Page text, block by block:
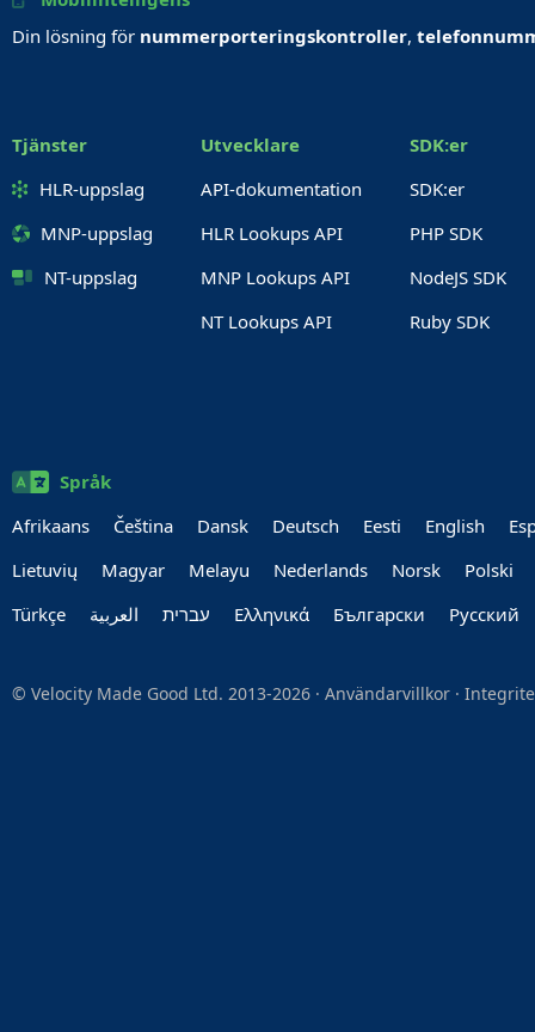
Din lösning för nummerporteringskontroller,
Tjänster
HLR-uppslag
MNP-uppslag
NT-uppslag
Utvecklare
API-dokumentation
HLR Lookups API
MNP Lookups API
NT Lookups API
SDK:er
SDK:er
PHP SDK
NodeJS SDK
Ruby SDK
Språk
Afrikaans
Čeština Dansk Deutsch Eesti English
Lietuvių
Magyar Melayu Nederlands Norsk
Polski
Türkçe
العربية‏ עברית‏ Ελληνικά Български Руccкий
© Velocity Made Good Ltd. 2013-2026 · Användarvillkor ·